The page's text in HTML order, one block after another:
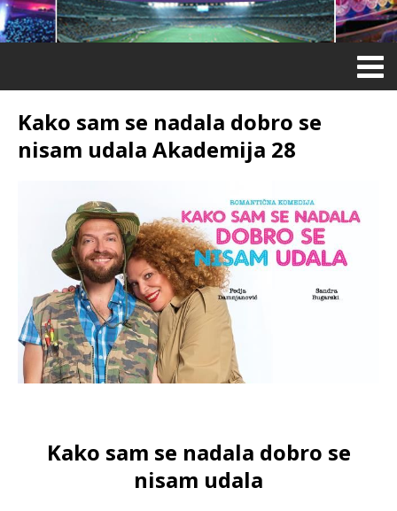
Kako sam se nadala dobro se
nisam udala Akademija 28
Kako sam se nadala dobro se
nisam udala